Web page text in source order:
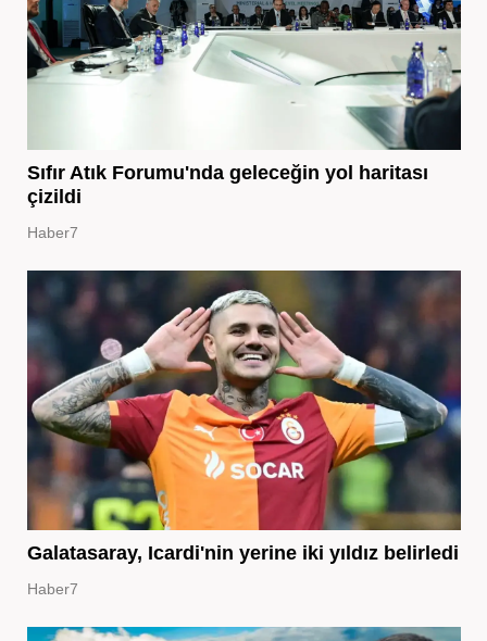
Sıfır Atık Forumu'nda geleceğin yol haritası
çizildi
Haber7
Galatasaray, Icardi'nin yerine iki yıldız belirledi
Haber7